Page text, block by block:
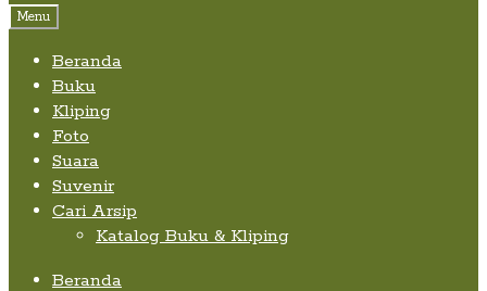
Menu
Beranda
Buku
Kliping
Foto
Suara
Suvenir
Cari Arsip
Katalog Buku & Kliping
Beranda